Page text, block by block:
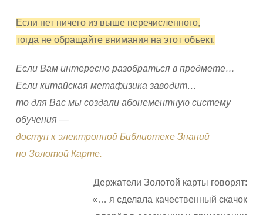
Если нет ничего из выше перечисленного,
тогда не обращайте внимания на этот объект.
Если Вам интересно разобраться в предмете…
Если китайская метафизика заводит…
то для Вас мы создали абонементную систему
обучения —
доступ к электронной Библиотеке Знаний
по Золотой Карте.
Держатели Золотой карты говорят:
«… я сделала качественный скачок